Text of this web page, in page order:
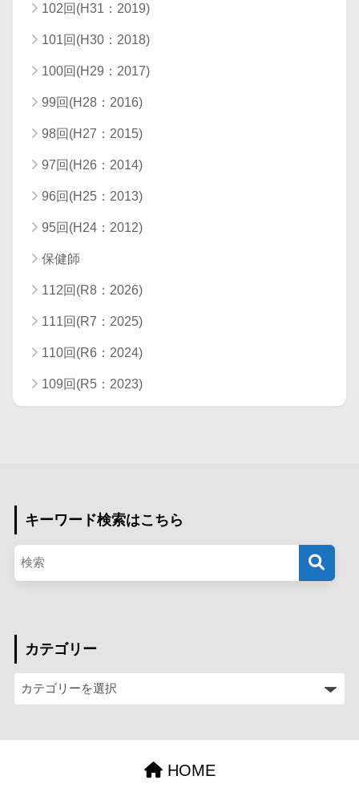
102回(H31：2019)
101回(H30：2018)
100回(H29：2017)
99回(H28：2016)
98回(H27：2015)
97回(H26：2014)
96回(H25：2013)
95回(H24：2012)
保健師
112回(R8：2026)
111回(R7：2025)
110回(R6：2024)
109回(R5：2023)
キーワード検索はこちら
カテゴリー
HOME